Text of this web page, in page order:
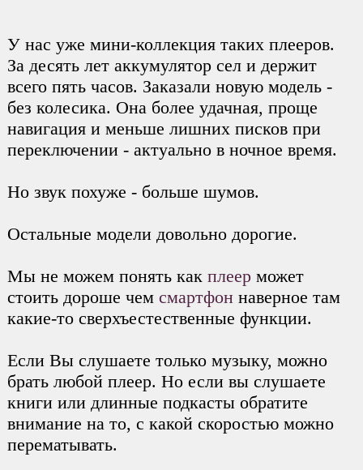
У нас уже мини-коллекция таких плееров.
За десять лет аккумулятор сел и держит
всего пять часов. Заказали новую модель -
без колесика. Она более удачная, проще
навигация и меньше лишних писков при
переключении - актуально в ночное время.
Но звук похуже - больше шумов.
Остальные модели довольно дорогие.
Мы не можем понять как плеер может
стоить дороше чем смартфон наверное там
какие-то сверхъестественные функции.
Если Вы слушаете только музыку, можно
брать любой плеер. Но если вы слушаете
книги или длинные подкасты обратите
внимание на то, с какой скоростью можно
перематывать.